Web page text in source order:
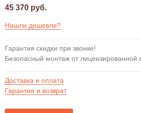
45 370 руб.
Нашли дешевле?
Гарантия скидки при звонке!
Безопасный монтаж от лицензированной
Доставка и оплата
Гарантия и возврат